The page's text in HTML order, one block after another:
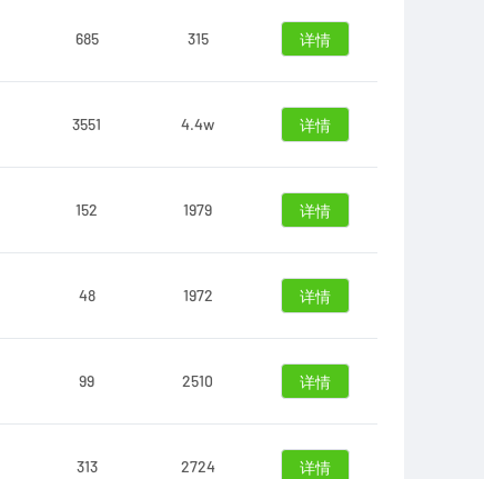
685 315 详情
3551 4.4w 详情
152 1979 详情
48 1972 详情
99 2510 详情
313 2724 详情